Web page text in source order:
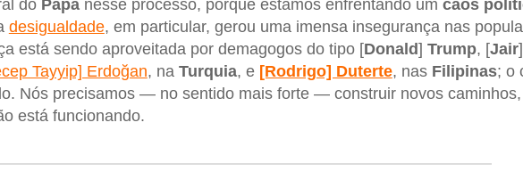
do Papanesse processo, porque estamos enfrentando um caos
desigualdade, em particular, gerou uma imensa insegurança nas
está sendo aproveitada por demagogos do tipo [Donald] Trump, [Jair]
Tayyip] Erdoğan, na Turquia, e [Rodrigo] Duterte, nas Filipinas; o
Nós precisamos — no sentido mais forte — construir novos
está funcionando.